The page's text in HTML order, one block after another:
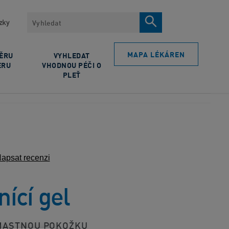
Vyhledávat
VYHLEDAT
VHODNOU PÉČI O
PLEŤ
MAPA LÉKÁREN
recenzi
gel
POKOŽKU